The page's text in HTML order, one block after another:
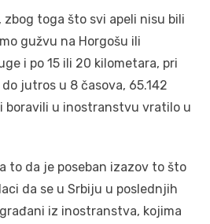
zbog toga što svi apeli nisu bili
gužvu na Horgošu ili
i po 15 ili 20 kilometara, pri
jutros u 8 časova, 65.142
boravili u inostranstvu vratilo u
to da je poseban izazov to što
da se u Srbiju u poslednjih
iz inostranstva, kojima